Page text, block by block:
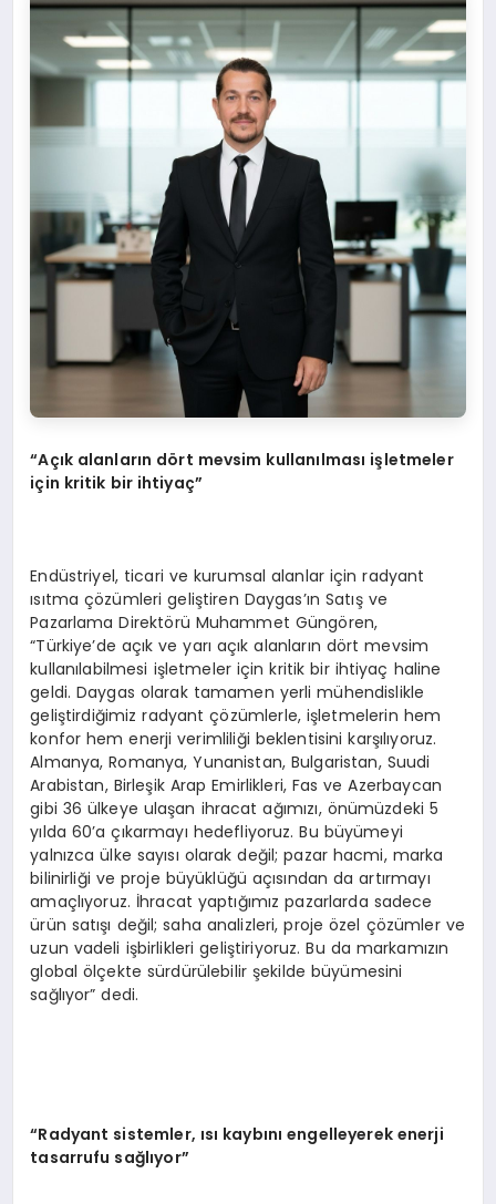
“Açık alanların dört mevsim kullanılması işletmeler
için kritik bir ihtiyaç”
Endüstriyel, ticari ve kurumsal alanlar için radyant
ısıtma çözümleri geliştiren Daygas’ın Satış ve
Pazarlama Direktörü Muhammet Güngören,
“Türkiye’de açık ve yarı açık alanların dört mevsim
kullanılabilmesi işletmeler için kritik bir ihtiyaç haline
geldi. Daygas olarak tamamen yerli mühendislikle
geliştirdiğimiz radyant çözümlerle, işletmelerin hem
konfor hem enerji verimliliği beklentisini karşılıyoruz.
Almanya, Romanya, Yunanistan, Bulgaristan, Suudi
Arabistan, Birleşik Arap Emirlikleri, Fas ve Azerbaycan
gibi 36 ülkeye ulaşan ihracat ağımızı, önümüzdeki 5
yılda 60’a çıkarmayı hedefliyoruz. Bu büyümeyi
yalnızca ülke sayısı olarak değil; pazar hacmi, marka
bilinirliği ve proje büyüklüğü açısından da artırmayı
amaçlıyoruz. İhracat yaptığımız pazarlarda sadece
ürün satışı değil; saha analizleri, proje özel çözümler ve
uzun vadeli işbirlikleri geliştiriyoruz. Bu da markamızın
global ölçekte sürdürülebilir şekilde büyümesini
sağlıyor” dedi.
“Radyant sistemler, ısı kaybınıengelleyerek enerji
tasarrufu sağlıyor”